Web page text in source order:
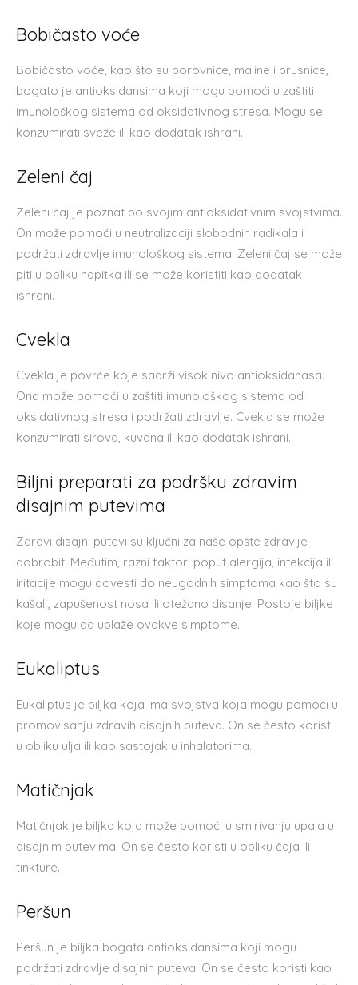
Bobičasto voće
Bobičasto voće, kao što su borovnice, maline i brusnice,
bogato je antioksidansima koji mogu pomoći u zaštiti
imunološkog sistema od oksidativnog stresa. Mogu se
konzumirati sveže ili kao dodatak ishrani.
Zeleni čaj
Zeleni čaj je poznat po svojim antioksidativnim svojstvima.
On može pomoći u neutralizaciji slobodnih radikala i
podržati zdravlje imunološkog sistema. Zeleni čaj se može
piti u obliku napitka ili se može koristiti kao dodatak
ishrani.
Cvekla
Cvekla je povrće koje sadrži visok nivo antioksidanasa.
Ona može pomoći u zaštiti imunološkog sistema od
oksidativnog stresa i podržati zdravlje. Cvekla se može
konzumirati sirova, kuvana ili kao dodatak ishrani.
Biljni preparati za podršku zdravim
disajnim putevima
Zdravi disajni putevi su ključni za naše opšte zdravlje i
dobrobit. Međutim, razni faktori poput alergija, infekcija ili
iritacije mogu dovesti do neugodnih simptoma kao što su
kašalj, zapušenost nosa ili otežano disanje. Postoje biljke
koje mogu da ublaže ovakve simptome.
Eukaliptus
Eukaliptus je biljka koja ima svojstva koja mogu pomoći u
promovisanju zdravih disajnih puteva. On se često koristi
u obliku ulja ili kao sastojak u inhalatorima.
Matičnjak
Matičnjak je biljka koja može pomoći u smirivanju upala u
disajnim putevima. On se često koristi u obliku čaja ili
tinkture.
Peršun
Peršun je biljka bogata antioksidansima koji mogu
podržati zdravlje disajnih puteva. On se često koristi kao